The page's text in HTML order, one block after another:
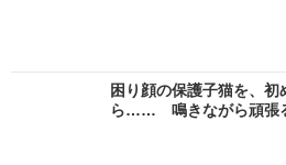
困り顔の保護子猫を、初
ら…… 鳴きながら頑張